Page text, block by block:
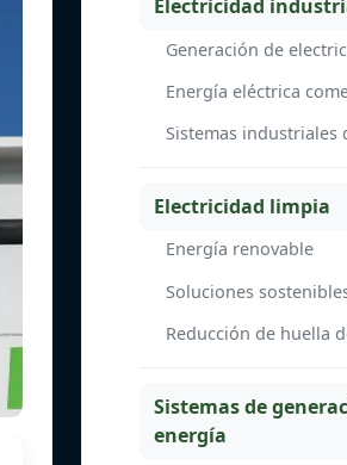
Electricidad
Generación de
Energía eléctrica
Sistemas industriales
Electricidad limpia
Energía renovable
Soluciones
Reducción de huella
Sistemas de
energía